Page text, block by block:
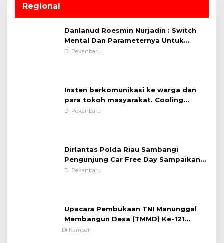
Regional
Danlanud Roesmin Nurjadin : Switch
Mental Dan Parameternya Untuk
Melaksanakan ✈
Di Pekanbaru
System OMP LK ²024 Polsek Rumbai,
Kapolsek Iptu SAID ; Tekankan
Pentingnya Memelihara dan Menjaga
Di Pekanbaru
Dirlantas Polda Riau Sambangi
Upacara Pembukaan TNI Manunggal
Membangun Desa (TMMD) Ke-121
Kodim 0313/KPR Tahun 2024) ?
Di Kampar
Lapangan Sepakbola
Di Pekanbaru